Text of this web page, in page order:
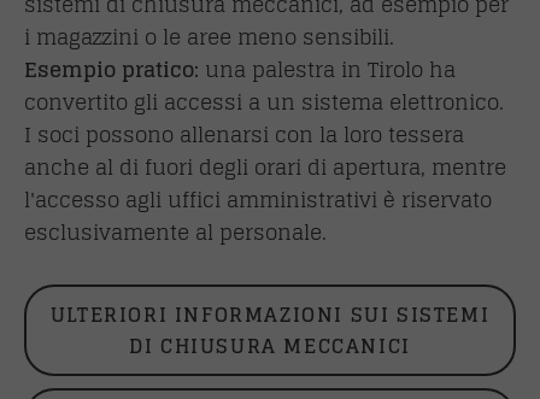
i magazzini o le aree meno sensibili.
Esempio pratico: una palestra in Tirolo ha
convertito gli accessi a un sistema elettronico.
I soci possono allenarsi con la loro tessera
anche al di fuori degli orari di apertura, mentre
l'accesso agli uffici amministrativi è riservato
esclusivamente al personale.
ULTERIORI INFORMAZIONI SUI SISTEMI
DI CHIUSURA MECCANICI